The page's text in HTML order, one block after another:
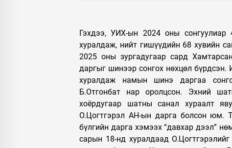
Гэхдээ, УИХ-ын 2024 оны
хуралдаж, нийт гишүүдийн 68 хувийн
2025 оны зургадугаар сард
даргыг шинээр сонгох нөхцөл
хуралдаж намын шинэ даргаа
Б.Отгонбат нар оролцсон. Эхний
хоёрдугаар шатны санал хураалт
О.Цогтгэрэл АН-ын дарга болсон юм.
бүлгийн дарга хэмээх “давхар дээл”
сарын 18-нд хуралдаад